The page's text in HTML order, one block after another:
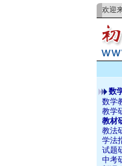
欢迎
数
数学
教学
教材
教法
学法
试题
中考